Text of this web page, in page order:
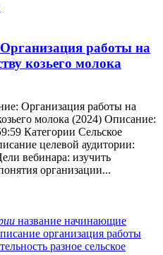
работы на
козьего молока
Организация работы на
молока (2024) Описание:
Категории Сельское
целевой аудитории:
вебинара: изучить
организации...
название начинающие
организация работы
разное сельское